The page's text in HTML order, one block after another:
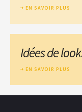
EN SAVOIR PLUS
Idées de
EN SAVOIR PLUS